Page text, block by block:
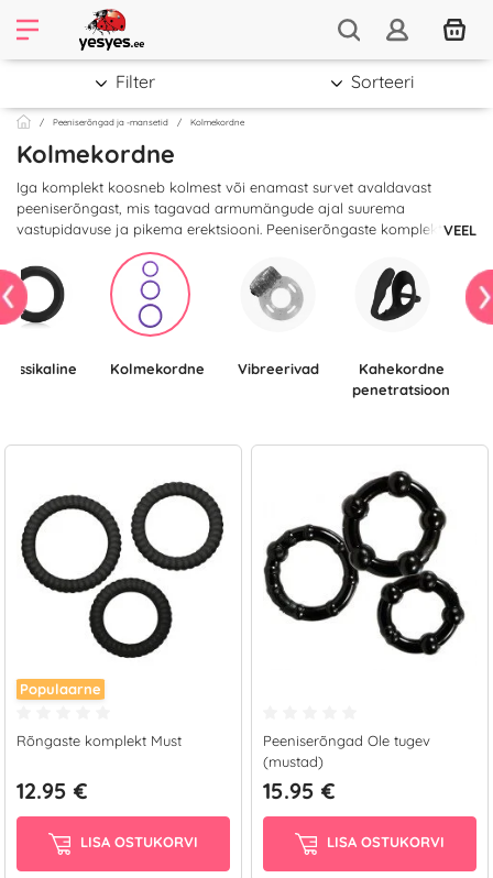
Peeniserõngad ja -mansetid Kolmekordne
Filter Sorteeri
Kolmekordne
Iga komplekt koosneb kolmest või enamast survet avaldavast
peeniserõngast, mis tagavad armumängude ajal suurema
vastupidavuse ja pikema erektsiooni. Peeniserõngaste komplekt
avaldab suurt survet igale meheaule, olenemata sellest, kas seda
kasutavad algajad või juba kogenud kasutajad. See on suurepärane
ja soodne viis teada saada, millise suurusega peeniserõngas sulle
kõige paremini sobiks.
VEEL
Klassikaline Kolmekordne Vibreerivad
Kahekordne
penetratsioon
Populaarne
Rõngaste komplekt Must
12.95 €
LISA OSTUKORVI
Peeniserõngad Ole tugev
(mustad)
15.95 €
LISA OSTUKORVI